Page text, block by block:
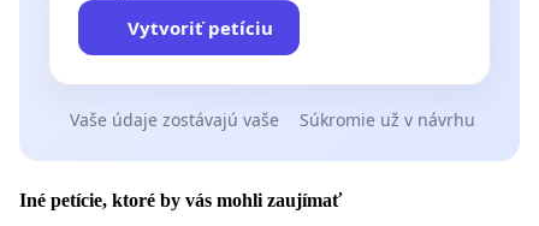
Vytvoriť petíciu
Vaše údaje zostávajú vaše Súkromie už v návrhu
Iné petície, ktoré by vás mohli zaujímať